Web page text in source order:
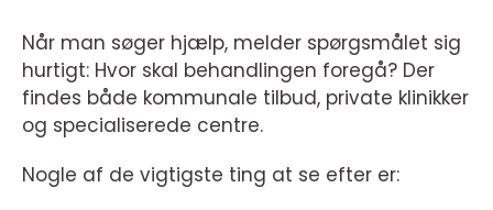
Når man søger hjælp, melder spørgsmålet sig
hurtigt: Hvor skal behandlingen foregå? Der
findes både kommunale tilbud, private klinikker
og specialiserede centre.
Nogle af de vigtigste ting at se efter er: